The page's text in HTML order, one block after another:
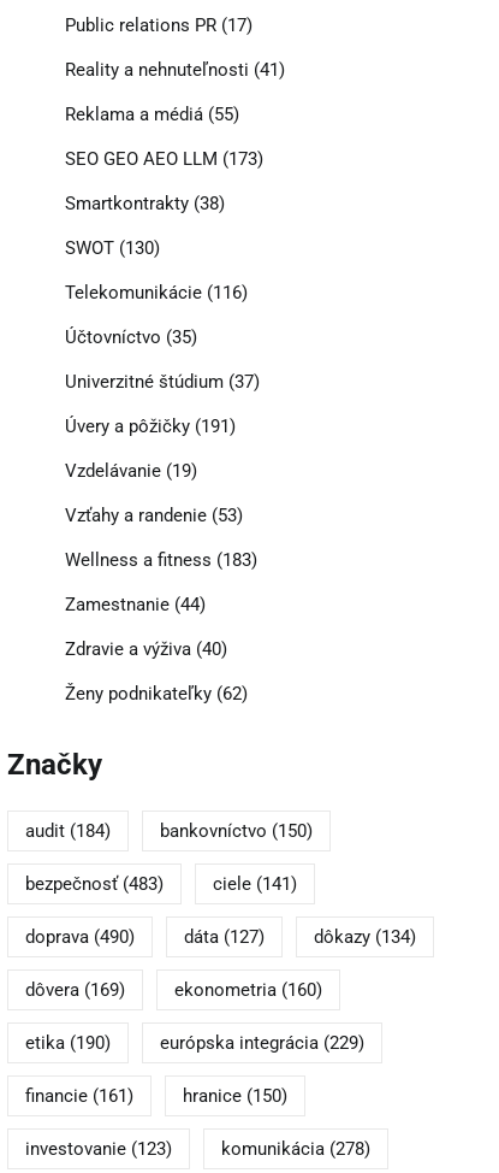
Public relations PR(17)
Reality a nehnuteľnosti (41)
Reklama a médiá(55)
SEO GEO AEO LLM (173)
Smartkontrakty(38)
SWOT(130)
Telekomunikácie(116)
Účtovníctvo (35)
Univerzitné štúdium(37)
Úvery a pôžičky(191)
Vzdelávanie(19)
Vzťahy a randenie(53)
Wellness a fitness (183)
Zamestnanie(44)
Zdravie a výživa(40)
Ženy podnikateľky(62)
Značky
audit(184) bankovníctvo (150)
bezpečnosť(483) ciele(141)
doprava(490) dáta(127) dôkazy(134)
dôvera(169) ekonometria(160)
etika(190) európska integrácia(229)
financie(161) hranice(150)
investovanie(123) komunikácia(278)